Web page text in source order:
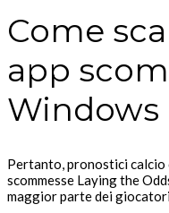
Come
app
Windows
Pertanto, pronostici calcio
scommesse Laying the
maggior parte dei